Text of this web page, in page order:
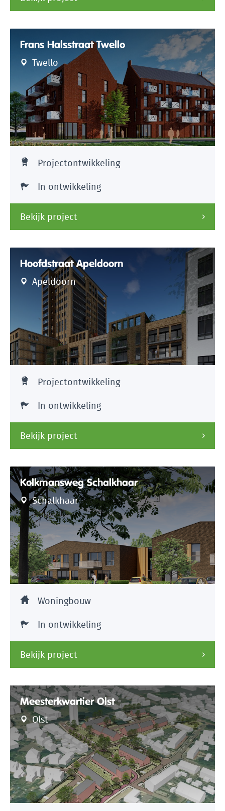
Frans Halsstraat Twello
Twello
Projectontwikkeling
In ontwikkeling
Bekijk project
Hoofdstraat Apeldoorn
Apeldoorn
Projectontwikkeling
In ontwikkeling
Bekijk project
Kolkmansweg Schalkhaar
Schalkhaar
Woningbouw
In ontwikkeling
Bekijk project
Meesterkwartier Olst
Olst